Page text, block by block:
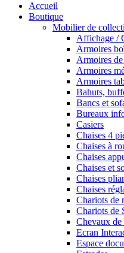
Accueil
Boutique
Mobilier de
Affichage /
Armoires
Armoires
Armoires
Armoires
Bahuts,
Bancs et
Bureaux
Casiers
Chaises 4
Chaises à
Chaises
Chaises et
Chaises
Chaises
Chariots de
Chariots de
Chevaux de
Ecran
Espace